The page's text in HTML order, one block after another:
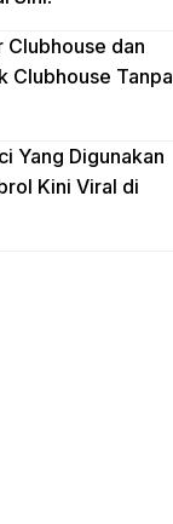
Clubhouse dan
Clubhouse Tanpa
Yang Digunakan
Kini Viral di